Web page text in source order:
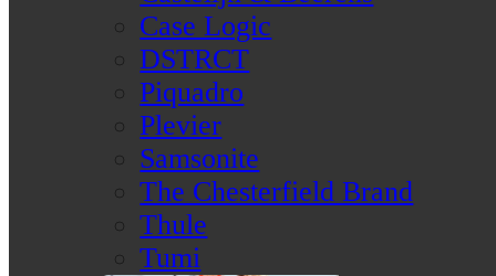
Case Logic
DSTRCT
Piquadro
Plevier
Samsonite
The Chesterfield Brand
Thule
Tumi